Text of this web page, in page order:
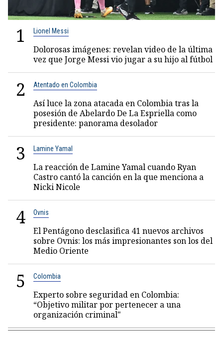
1 Lionel Messi
Dolorosas imágenes: revelan video de la última
vez que Jorge Messi vio jugar a su hijo al fútbol
2 Atentado en Colombia
Así luce la zona atacada en Colombia tras la
posesión de Abelardo De La Espriella como
presidente: panorama desolador
3 Lamine Yamal
La reacción de Lamine Yamal cuando Ryan
Castro cantó la canción en la que menciona a
Nicki Nicole
4 Ovnis
El Pentágono desclasifica 41 nuevos archivos
sobre Ovnis: los más impresionantes son los del
Medio Oriente
5 Colombia
Experto sobre seguridad en Colombia:
“Objetivo militar por pertenecer a una
organización criminal"